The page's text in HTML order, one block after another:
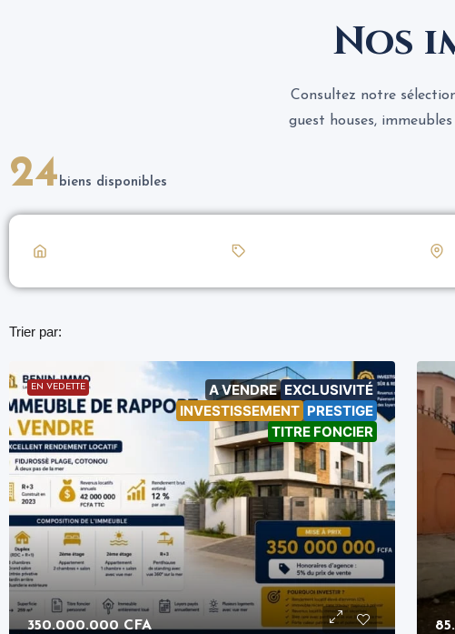
Nos
Consultez notre
guest houses,
24 biens disponibles
Trier par:
EN VEDETTE A VENDRE EXCLUSIVITÉ
INVESTISSEMENT PRESTIGE
TITRE FONCIER
350.000.000 CFA